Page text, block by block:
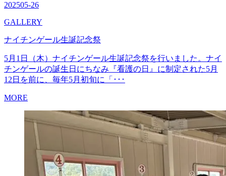
202505-26
GALLERY
ナイチンゲール生誕記念祭
5月1日（木）ナイチンゲール生誕記念祭を行いました。ナイ
チンゲールの誕生日にちなみ『看護の日』に制定された5月
12日を前に、毎年5月初旬に「･･･
MORE